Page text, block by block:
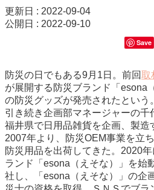
更新日 : 2022-09-04
公開日 : 2022-09-10
Save
防災の日でもある9月1日。前回取
が展開する防災ブランド「esona
の防災グッズが発売されたという
引き続き企画部マネージャーの千
福井県で日用品雑貨を企画、製造
2007年より、防災OEM事業を立
防災用品を出荷してきた。2020
ランド「esona（えそな）」を始
社し、「esona（えそな）」の企